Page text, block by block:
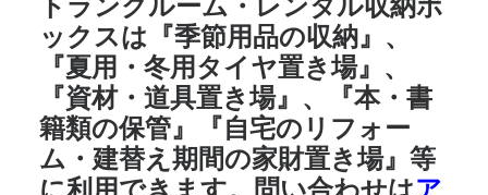
トランクルーム・レンタル収納ボ
ックスは 『季節用品の収納』、
『夏用・冬用タイヤ置き場』、
『資材・道具置き場』、『本・書
籍類の保管』『自宅のリフォー
ム・建替え期間の家財置き場』 等
に利用できます。問い合わせはア